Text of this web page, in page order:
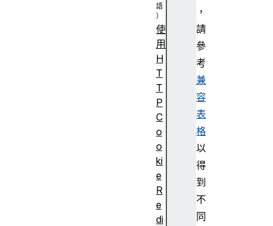
，
請
參
考
兼
容
表
格
以
得
到
不
同
使
用
H
T
T
P
C
o
o
ki
e
R
e
di